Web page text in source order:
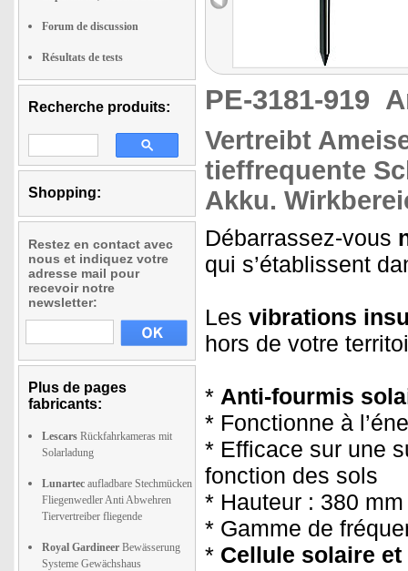
Forum de discussion
Résultats de tests
Recherche produits:
Shopping:
Restez en contact avec
nous et indiquez votre
adresse mail pour
recevoir notre
newsletter:
Plus de pages
fabricants:
Lescars Rückfahrkameras mit
Solarladung
Lunartec aufladbare Stechmücken
Fliegenwedler Anti Abwehren
Tiervertreiber fliegende
Royal Gardineer Bewässerung
Systeme Gewächshaus
PE-3181-919
Vertreibt
tieffrequente
Akku.
Débarrassez-vous
qui s’établissent
Les vibrations
hors de votre
* Anti-fourmis
* Fonctionne à
* Efficace sur une
fonction des sols
* Hauteur : 380 mm
* Gamme de
* Cellule solaire